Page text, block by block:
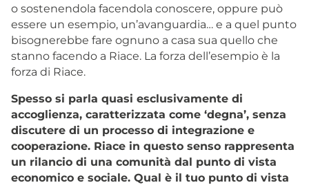
o sostenendola facendola conoscere, oppure può
essere un esempio, un’avanguardia… e a quel punto
bisognerebbe fare ognuno a casa sua quello che
stanno facendo a Riace. La forza dell’esempio è la
forza di Riace.
Spesso si parla quasi esclusivamente di
accoglienza, caratterizzata come ‘degna’, senza
discutere di un processo di integrazione e
cooperazione. Riace in questo senso rappresenta
un rilancio di una comunità dal punto di vista
economico e sociale. Qual è il tuo punto di vista